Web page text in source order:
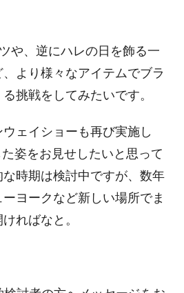
や、逆にハレの日を飾る一
より様々なアイテムでブラ
挑戦をしてみたいです。
ェイショーも再び実施し
姿をお見せしたいと思って
時期は検討中ですが、数年
ヨークなど新しい場所でま
ればなと。